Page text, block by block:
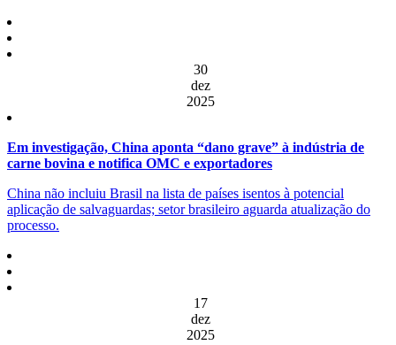
30
dez
2025
Em investigação, China aponta “dano grave” à indústria de
carne bovina e notifica OMC e exportadores
China não incluiu Brasil na lista de países isentos à potencial
aplicação de salvaguardas; setor brasileiro aguarda atualização do
processo.
17
dez
2025